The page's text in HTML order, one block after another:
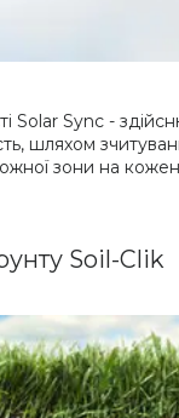
Solar Sync -
шляхом
зони на
Soil-Clik